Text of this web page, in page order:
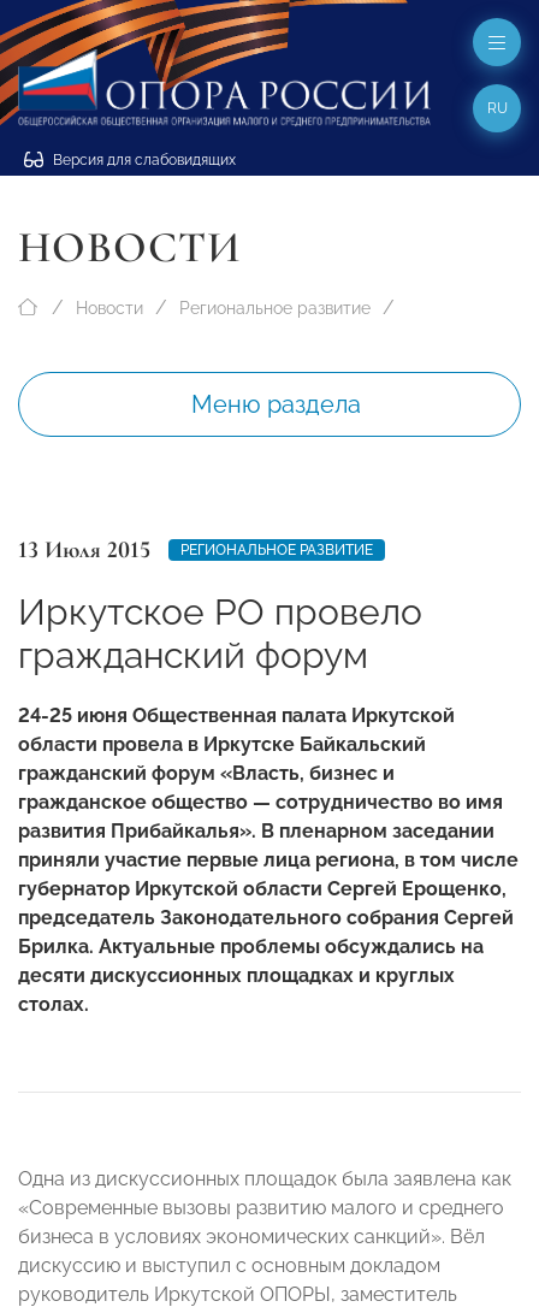
Версия для слабовидящих
RU
НОВОСТИ
Новости Региональное развитие
Меню раздела
13 Июля 2015 РЕГИОНАЛЬНОЕ РАЗВИТИЕ
Иркутское РО провело
гражданский форум
24-25 июня Общественная палата Иркутской
области провела в Иркутске Байкальский
гражданский форум «Власть, бизнес и
гражданское общество — сотрудничество во имя
развития Прибайкалья». В пленарном заседании
приняли участие первые лица региона, в том числе
губернатор Иркутской области Сергей Ерощенко,
председатель Законодательного собрания Сергей
Брилка. Актуальные проблемы обсуждались на
десяти дискуссионных площадках и круглых
столах.
Одна из дискуссионных площадок была заявлена как
«Современные вызовы развитию малого и среднего
бизнеса в условиях экономических санкций». Вёл
дискуссию и выступил с основным докладом
руководитель Иркутской ОПОРЫ, заместитель